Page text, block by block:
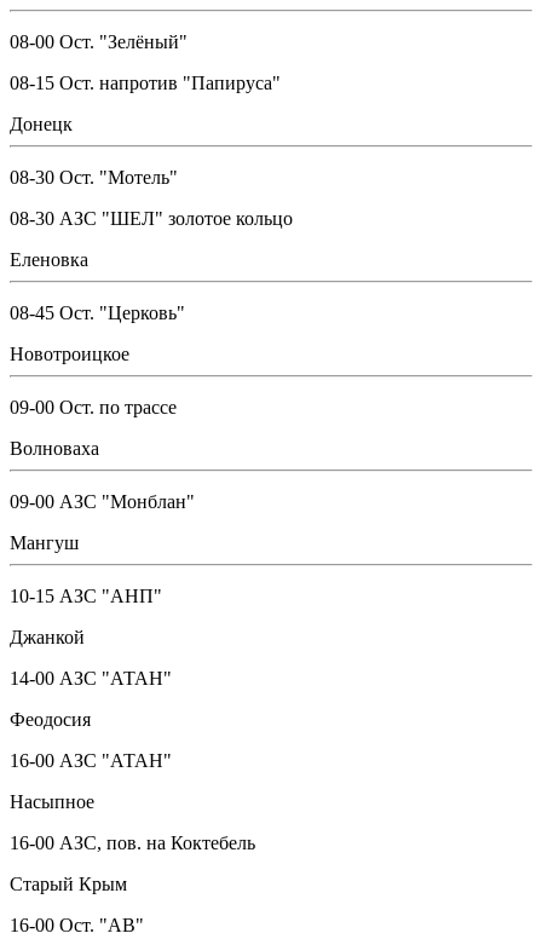
08-00 Ост. "Зелёный"
08-15 Ост. напротив "Папируса"
Донецк
08-30 Ост. "Мотель"
08-30 АЗС "ШЕЛ" золотое кольцо
Еленовка
08-45 Ост. "Церковь"
Новотроицкое
09-00 Ост. по трассе
Волноваха
09-00 АЗС "Монблан"
Мангуш
10-15 АЗС "АНП"
Джанкой
14-00 АЗС "АТАН"
Феодосия
16-00 АЗС "АТАН"
Насыпное
16-00 АЗС, пов. на Коктебель
Старый Крым
16-00 Ост. "АВ"